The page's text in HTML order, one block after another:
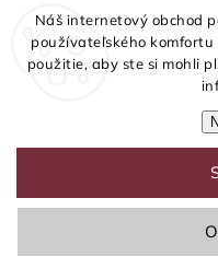
Náš internetový obchod
používateľského
použitie, aby ste si mohli
Copyright 2026mio-
Upraviť
Grafický návrh